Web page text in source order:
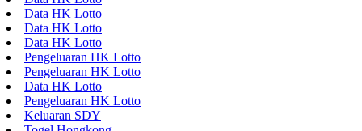
Data HK Lotto
Data HK Lotto
Data HK Lotto
Pengeluaran HK Lotto
Pengeluaran HK Lotto
Data HK Lotto
Pengeluaran HK Lotto
Keluaran SDY